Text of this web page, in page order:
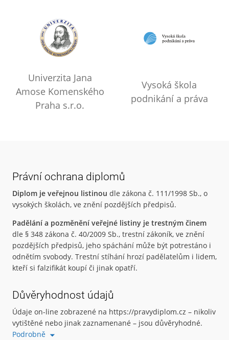
Univerzita Jana
Amose Komenského
Praha s.r.o.
Vysoká škola
podnikání a práva
Právní ochrana diplomů
Diplom je veřejnou listinou dle zákona č. 111/1998 Sb., o
vysokých školách, ve znění pozdějších předpisů.
Padělání a pozměnění veřejné listiny je trestným činem
dle § 348 zákona č. 40/2009 Sb., trestní zákoník, ve znění
pozdějších předpisů, jeho spáchání může být potrestáno i
odnětím svobody. Trestní stíhání hrozí padělatelům i lidem,
kteří si falzifikát koupí či jinak opatří.
Důvěryhodnost údajů
Údaje on-line zobrazené na https://pravydiplom.cz – nikoliv
vytištěné nebo jinak zaznamenané – jsou důvěryhodné.
Podrobně